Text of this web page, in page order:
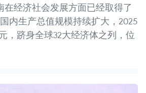
在经济社会发展方面已经取得了
内生产总值规模持续扩大，2025
，跻身全球32大经济体之列，位